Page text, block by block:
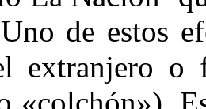
de estos
extranjero